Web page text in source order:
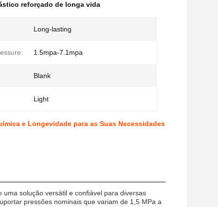
reforçado de longa vida
Long-lasting
1.5mpa-7.1mpa
Blank
Light
e Longevidade para as Suas Necessidades
uma solução versátil e confiável para diversas
pressões nominais que variam de 1,5 MPa a